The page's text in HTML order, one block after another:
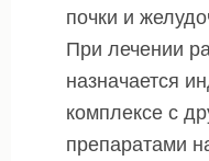
почки и
При лечении
назначается
комплексе с
препаратами